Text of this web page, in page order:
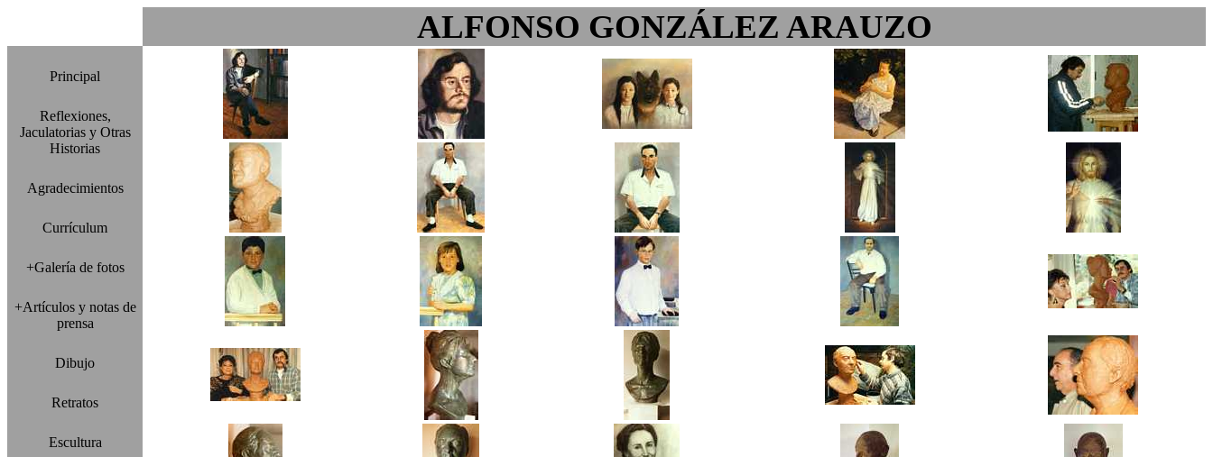
ALFONSO GONZÁLEZ ARAUZO
Principal
Reflexiones,
Jaculatorias y Otras
Historias
Agradecimientos
Currículum
+Galería de fotos
+Artículos y notas de
prensa
Dibujo
Retratos
Escultura